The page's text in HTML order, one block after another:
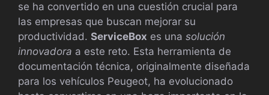
se ha convertido en una cuestión crucial para
las empresas que buscan mejorar su
productividad. ServiceBox es una solución
innovadora a este reto. Esta herramienta de
documentación técnica, originalmente diseñada
para los vehículos Peugeot, ha evolucionado